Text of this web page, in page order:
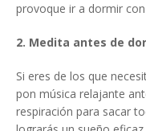
provoque ir a dormir
2. Medita antes de
Si eres de los que
pon música relajante
respiración para sacar